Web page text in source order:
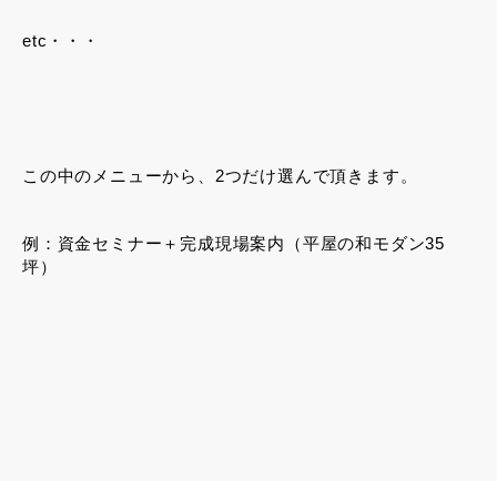
etc・・・
この中のメニューから、2つだけ選んで頂きます。
例：資金セミナー＋完成現場案内（平屋の和モダン35
坪）